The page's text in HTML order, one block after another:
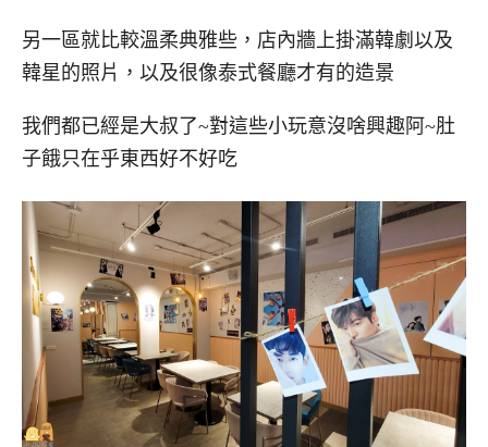
另一區就比較溫柔典雅些，店內牆上掛滿韓劇以及
韓星的照片，以及很像泰式餐廳才有的造景
我們都已經是大叔了~對這些小玩意沒啥興趣阿~肚
子餓只在乎東西好不好吃